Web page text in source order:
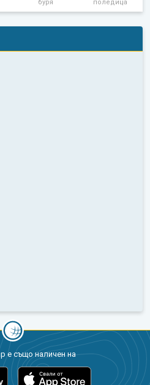
буря поледица
е също наличен на